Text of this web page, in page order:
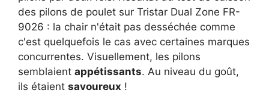
des pilons de poulet sur Tristar Dual Zone FR-
9026 : la chair n'était pas desséchée comme
c'est quelquefois le cas avec certaines marques
concurrentes. Visuellement, les pilons
semblaient appétissants. Au niveau du goût,
ils étaient savoureux !